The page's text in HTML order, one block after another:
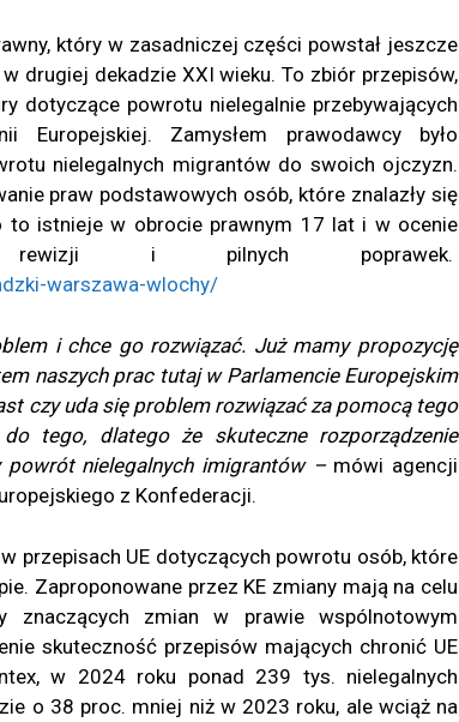
który w zasadniczej części powstał jeszcze
drugiej dekadzie XXI wieku. To zbiór przepisów,
dotyczące powrotu nielegalnie przebywających
Zamysłem prawodawcy było
nielegalnych migrantów do swoich ojczyzn.
praw podstawowych osób, które znalazły się
to istnieje w obrocie prawnym 17 lat i w ocenie
rewizji i pilnych poprawek.
warszawa-wlochy/
i chce go rozwiązać. Już mamy propozycję
naszych prac tutaj w Parlamencie Europejskim
czy uda się problem rozwiązać za pomocą tego
tego, dlatego że skuteczne rozporządzenie
nielegalnych imigrantów –mówi agencji
z Konfederacji.
przepisach UE dotyczących powrotu osób, które
Zaproponowane przez KE zmiany mają na celu
znaczących zmian w prawie wspólnotowym
skuteczność przepisów mających chronić UE
w 2024 roku ponad 239 tys. nielegalnych
o 38 proc. mniej niż w 2023 roku, ale wciąż na